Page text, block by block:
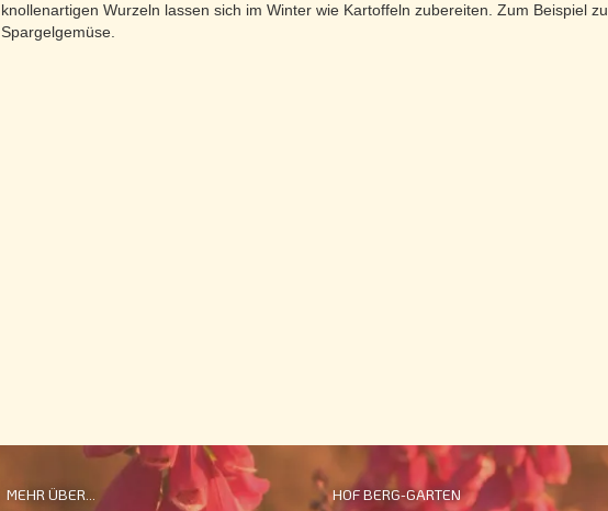
knollenartigen Wurzeln lassen sich im Winter wie Kartoffeln zubereiten. Zum Beispiel zu
Spargelgemüse.
MEHR ÜBER... HOF BERG-GARTEN